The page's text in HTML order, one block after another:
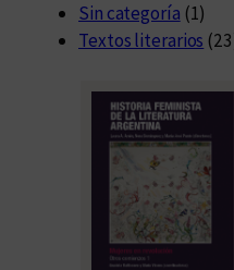
Sin categoría (1)
Textos literarios